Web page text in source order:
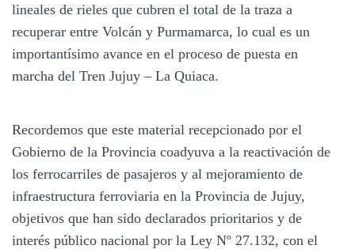
lineales de rieles que cubren el total de la traza a
recuperar entre Volcán y Purmamarca, lo cual es un
importantísimo avance en el proceso de puesta en
marcha del Tren Jujuy – La Quiaca.
Recordemos que este material recepcionado por el
Gobierno de la Provincia coadyuva a la reactivación de
los ferrocarriles de pasajeros y al mejoramiento de
infraestructura ferroviaria en la Provincia de Jujuy,
objetivos que han sido declarados prioritarios y de
interés público nacional por la Ley Nº 27.132, con el